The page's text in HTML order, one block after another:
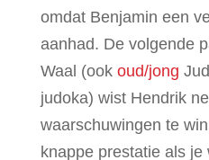
omdat Benjamin een
aanhad. De volgende
Waal (ook oud/jong
judoka) wist Hendrik
waarschuwingen te
knappe prestatie als